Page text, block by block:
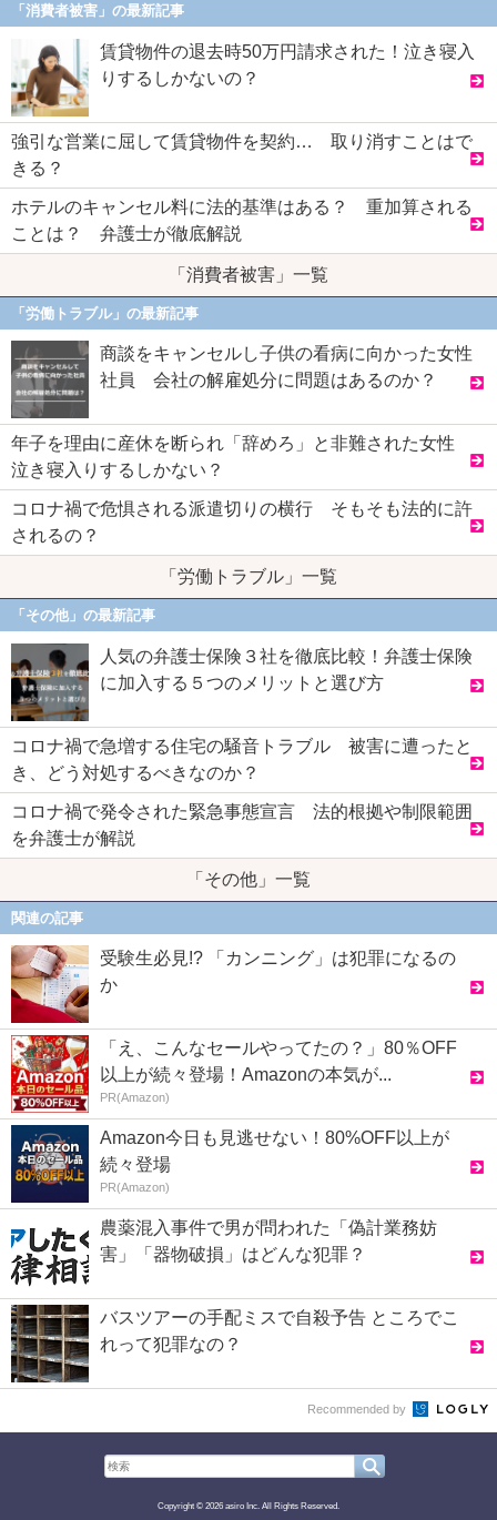
「消費者被害」の最新記事
賃貸物件の退去時50万円請求された！泣き寝入
りするしかないの？
強引な営業に屈して賃貸物件を契約… 取り消すことはで
きる？
ホテルのキャンセル料に法的基準はある？ 重加算される
ことは？ 弁護士が徹底解説
「消費者被害」一覧
「労働トラブル」の最新記事
商談をキャンセルし子供の看病に向かった女性
社員 会社の解雇処分に問題はあるのか？
年子を理由に産休を断られ「辞めろ」と非難された女性
泣き寝入りするしかない？
コロナ禍で危惧される派遣切りの横行 そもそも法的に許
されるの？
「労働トラブル」一覧
「その他」の最新記事
人気の弁護士保険３社を徹底比較！弁護士保険
に加入する５つのメリットと選び方
コロナ禍で急増する住宅の騒音トラブル 被害に遭ったと
き、どう対処するべきなのか？
コロナ禍で発令された緊急事態宣言 法的根拠や制限範囲
を弁護士が解説
「その他」一覧
関連の記事
受験生必見!? 「カンニング」は犯罪になるの
か
「え、こんなセールやってたの？」80％OFF
以上が続々登場！Amazonの本気が...
PR(Amazon)
Amazon今日も見逃せない！80%OFF以上が
続々登場
PR(Amazon)
農薬混入事件で男が問われた「偽計業務妨
害」「器物破損」はどんな犯罪？
バスツアーの手配ミスで自殺予告 ところでこ
れって犯罪なの？
Recommended by
Copyright © 2026 asiro Inc. All Rights Reserved.